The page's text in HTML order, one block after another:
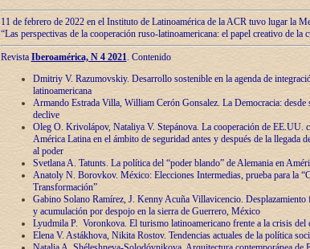
11 de febrero de 2022 en el Instituto de Latinoamérica de la ACR tuvo lugar la
“Las perspectivas de la cooperación ruso-latinoamericana: el papel creativo de la
Revista Iberoamérica, N 4 2021. Contenido
Dmitriy V. Razumovskiy. Desarrollo sostenible en la agenda de
latinoamericana
Armando Estrada Villa, William Cerón Gonsalez. La Democracia: desde
declive
Oleg O. Krivolápov, Nataliya V. Stepánova. La cooperación de EE.UU.
América Latina en el ámbito de seguridad antes y después de la llegada
al poder
Svetlana A. Tatunts. La política del “poder blando” de Alemania en
Anatoly N. Borovkov. México: Elecciones Intermedias, prueba para la
Transformación”
Gabino Solano Ramírez, J. Kenny Acuña Villavicencio. Desplazamiento
y acumulación por despojo en la sierra de Guerrero, México
Lyudmila P. Voronkova. El turismo latinoamericano frente a la crisis del
Elena V. Astákhova, Nikita Rostov. Tendencias actuales de la política